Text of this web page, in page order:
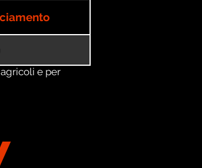
e per